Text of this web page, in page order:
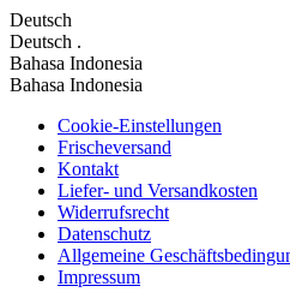
Deutsch
Deutsch .
Bahasa Indonesia
Bahasa Indonesia
Cookie-Einstellungen
Frischeversand
Kontakt
Liefer- und Versandkosten
Widerrufsrecht
Datenschutz
Allgemeine
Impressum